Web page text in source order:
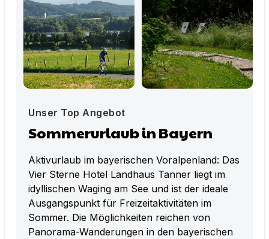
Unser Top Angebot
Sommerurlaub in Bayern
Aktivurlaub im bayerischen Voralpenland: Das
Vier Sterne Hotel Landhaus Tanner liegt im
idyllischen Waging am See und ist der ideale
Ausgangspunkt für Freizeitaktivitäten im
Sommer. Die Möglichkeiten reichen von
Panorama-Wanderungen in den bayerischen